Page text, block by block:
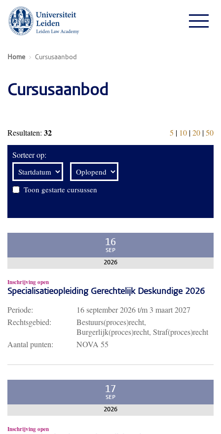
Home Cursusaanbod
Cursusaanbod
Resultaten: 32 5 | 10 |20 |50
Sorteer op:
Toon gestarte cursussen
16
SEP
2026
Inschrijving open
Specialisatieopleiding Gerechtelijk Deskundige 2026
Periode: 16 september 2026t/m 3 maart 2027
Rechtsgebied:
Bestuurs(proces)recht,
Burgerlijk(proces)recht, Straf(proces)recht
Aantal punten:
NOVA 55
17
SEP
2026
Inschrijving open